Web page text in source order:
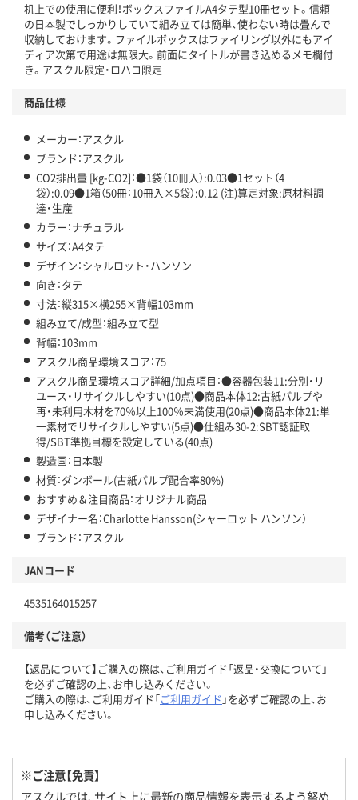
この商品の環境配慮ポイントです。下記商品詳細「
アスクル商品環境スコア詳細／加点項目
」で確認できます。
机上での使用に便利！ボックスファイルA4タテ型10冊セット。信頼
の日本製でしっかりしていて組み立ては簡単、使わない時は畳んで
収納しておけます。ファイルボックスはファイリング以外にもアイ
ディア次第で用途は無限大。前面にタイトルが書き込めるメモ欄付
き。アスクル限定・ロハコ限定
商品仕様
メーカー：アスクル
ブランド：アスクル
CO2排出量 [kg-CO2]：●1袋（10冊入）:0.03●1セット（4
袋）:0.09●1箱（50冊：10冊入×5袋）:0.12 (注)算定対象:原材料調
達・生産
カラー：ナチュラル
サイズ：A4タテ
デザイン：シャルロット・ハンソン
向き：タテ
寸法：縦315×横255×背幅103mm
組み立て/成型：組み立て型
背幅：103mm
アスクル商品環境スコア：75
アスクル商品環境スコア詳細/加点項目：●容器包装11:分別・リ
ユース・リサイクルしやすい(10点)●商品本体12:古紙パルプや
再・未利用木材を70％以上100％未満使用(20点)●商品本体21:単
一素材でリサイクルしやすい(5点)●仕組み30-2:SBT認証取
得/SBT準拠目標を設定している(40点)
製造国：日本製
材質：ダンボール(古紙パルプ配合率80%)
おすすめ＆注目商品：オリジナル商品
デザイナー名：Charlotte Hansson(シャーロット ハンソン）
ブランド：アスクル
JANコード
4535164015257
備考（ご注意）
【返品について】ご購入の際は、ご利用ガイド「返品・交換について」
を必ずご確認の上、お申し込みください。
ご購入の際は、ご利用ガイド「ご利用ガイド 」を必ずご確認の上、お
申し込みください。
※ご注意【免責】
アスクルでは、サイト上に最新の商品情報を表示するよう努め